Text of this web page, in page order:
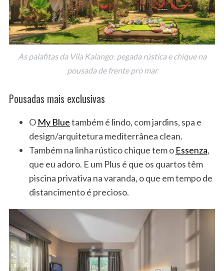
As palafitas da Vila Kalango: pegada rústica e chique na
pousada de frente pro mar
Pousadas mais exclusivas
O My Bluetambém é lindo, com jardins, spa e
design/arquitetura mediterrânea clean.
Também na linha rústico chique tem o Essenza,
que eu adoro. E um Plus é que os quartos têm
piscina privativa na varanda, o que em tempo de
distancimento é precioso.